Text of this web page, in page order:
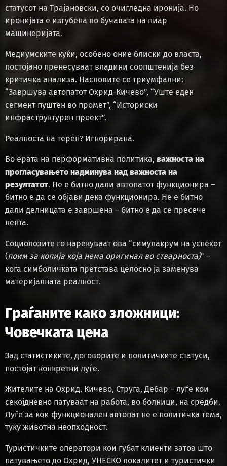
статусот на Трајановски, со очигледна иронија. Но
иронијата е изгубена во бучавата на пиар
машинеријата.
Медиумските куќи, особено оние блиски до власта,
постојано пренесуваат владини соопштенија без
критичка анализа. Насловите се триумфални:
“Завршува автопатот Охрид-Кичево”, “Уште еден
сегмент пуштен во промет”, “Историски
инфраструктурен проект”.
Реалноста на терен? Игнорирана.
Во ерата на перформативна политика, важноста на
прогласувањето надминува над важноста на
резултатот. Не е битно дали автопатот функционира –
битно е да се објави дека функционира. Не е битно
дали делницата е завршена – битно е да се пресече
лента.
Социолозите го нарекуваат ова “симулакрум на успехот
(поим за копија која нема оригинал во стварноста)” –
кога симболичката претстава целосно ја заменува
материјалната реалност.
Граѓаните како зложници:
Човечката цена
Зад статистиките, договорите и политичките статуси,
постојат конкретни луѓе.
Жителите на Охрид, Кичево, Струга, Дебар – луѓе кои
секојдневно патуваат на работа, во болници, на средби.
Луѓе за кои функционален автопат не е политичка тема,
туку животна неопходност.
Туристичките оператори кои губат клиенти затоа што
патувањето до Охрид, УНЕСКО локалитет и туристички